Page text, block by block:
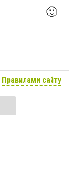
🙂
Правилами сайту